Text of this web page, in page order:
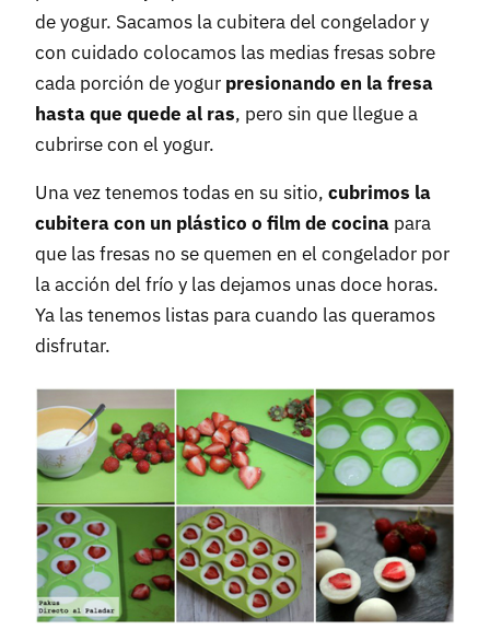
de yogur. Sacamos la cubitera del congelador y
con cuidado colocamos las medias fresas sobre
cada porción de yogur presionando en la fresa
hasta que quede al ras, pero sin que llegue a
cubrirse con el yogur.
Una vez tenemos todas en su sitio, cubrimos la
cubitera con un plástico o film de cocina para
que las fresas no se quemen en el congelador por
la acción del frío y las dejamos unas doce horas.
Ya las tenemos listas para cuando las queramos
disfrutar.